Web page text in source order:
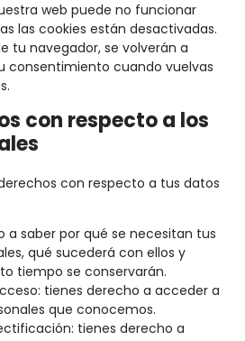
web puede no funcionar
las cookies están desactivadas.
tu navegador, se volverán a
consentimiento cuando vuelvas
con respecto a los
con respecto a tus datos
a saber por qué se necesitan tus
qué sucederá con ellos y
tiempo se conservarán.
tienes derecho a acceder a
que conocemos.
tienes derecho a